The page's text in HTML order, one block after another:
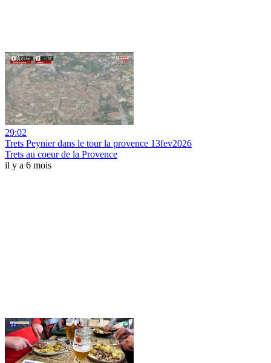
29:02
Trets Peynier dans le tour la provence 13fev2026
Trets au coeur de la Provence
il y a 6 mois